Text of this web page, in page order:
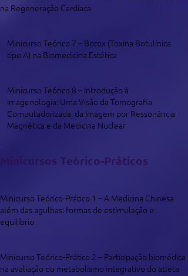
na Regeneração Cardíaca
Minicurso Teórico 7 – Botox (Toxina Botulínica
tipo A) na Biomedicina Estética
Minicurso Teórico 8 – Introdução à
Imagenologia: Uma Visão da Tomografia
Computadorizada, da Imagem por Ressonância
Magnética e da Medicina Nuclear
Minicursos Teórico-Práticos
Minicurso Teórico-Prático 1 – A Medicina Chinesa
além das agulhas: formas de estimulação e
equilíbrio
Minicurso Teórico-Prático 2 – Participação biomédica
na avaliação do metabolismo integrativo do atleta